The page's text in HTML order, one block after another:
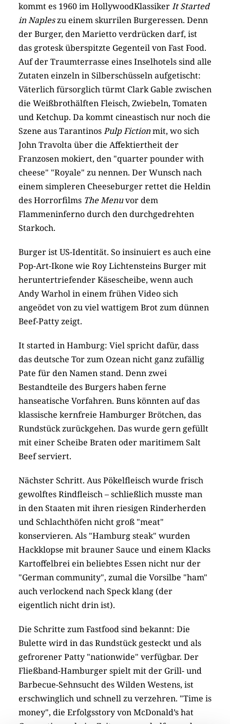
kommt es 1960 im HollywoodKlassikerIt Started
in Napleszu einem skurrilen Burgeressen. Denn
der Burger, den Marietto verdrücken darf, ist
das grotesk überspitzte Gegenteil von Fast Food.
Auf der Traumterrasse eines Inselhotels sind alle
Zutaten einzeln in Silberschüsseln aufgetischt:
Väterlich fürsorglich türmt Clark Gable zwischen
die Weißbrothälften Fleisch, Zwiebeln, Tomaten
und Ketchup. Da kommt cineastisch nur noch die
Szene aus TarantinosPulp Fictionmit, wo sich
John Travolta über die Affektiertheit der
Franzosen mokiert, den "quarter pounder with
cheese" "Royale" zu nennen. Der Wunsch nach
einem simpleren Cheeseburger rettet die Heldin
des Horrorfilms The Menuvor dem
Flammeninferno durch den durchgedrehten
Starkoch.
Burger ist US-Identität. So insinuiert es auch eine
Pop-Art-Ikone wie Roy Lichtensteins Burger mit
heruntertriefender Käsescheibe, wenn auch
Andy Warhol in einem frühen Video sich
angeödet von zu viel wattigem Brot zum dünnen
Beef-Patty zeigt.
It started in Hamburg: Viel spricht dafür, dass
das deutsche Tor zum Ozean nicht ganz zufällig
Pate für den Namen stand. Denn zwei
Bestandteile des Burgers haben ferne
hanseatische Vorfahren. Buns könnten auf das
klassische kernfreie Hamburger Brötchen, das
Rundstück zurückgehen. Das wurde gern gefüllt
mit einer Scheibe Braten oder maritimem Salt
Beef serviert.
Nächster Schritt. Aus Pökelfleisch wurde frisch
gewolftes Rindfleisch – schließlich musste man
in den Staaten mit ihren riesigen Rinderherden
und Schlachthöfen nicht groß "meat"
konservieren. Als "Hamburg steak" wurden
Hackklopse mit brauner Sauce und einem Klacks
Kartoffelbrei ein beliebtes Essen nicht nur der
"German community", zumal die Vorsilbe "ham"
auch verlockend nach Speck klang (der
eigentlich nicht drin ist).
Die Schritte zum Fastfood sind bekannt: Die
Bulette wird in das Rundstück gesteckt und als
gefrorener Patty "nationwide" verfügbar. Der
Fließband-Hamburger spielt mit der Grill- und
Barbecue-Sehnsucht des Wilden Westens, ist
erschwinglich und schnell zu verzehren. "Time is
money", die Erfolgsstory von McDonald’s hat